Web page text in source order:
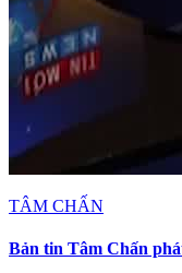
TÂM CHẤN
Bản tin Tâm Chấn